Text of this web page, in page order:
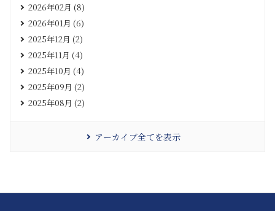
2026年02月 (8)
2026年01月 (6)
2025年12月 (2)
2025年11月 (4)
2025年10月 (4)
2025年09月 (2)
2025年08月 (2)
アーカイブ全てを表示